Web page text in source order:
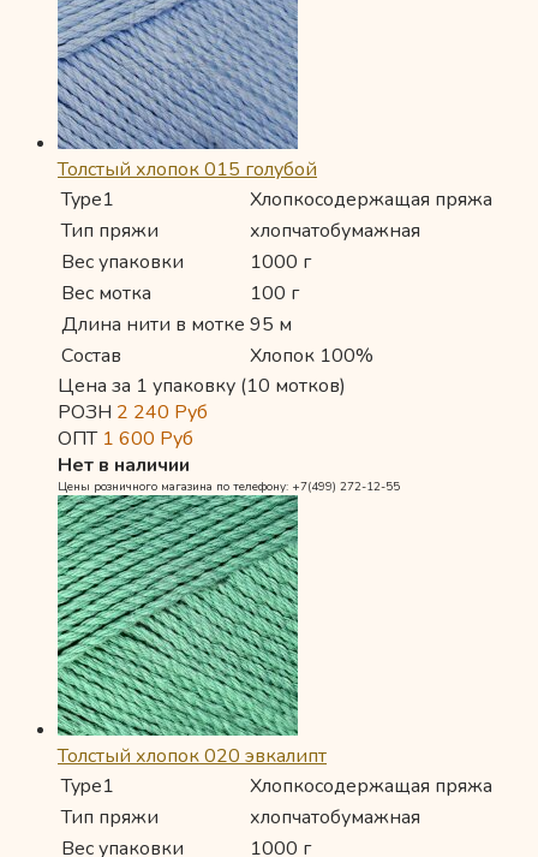
Толстый хлопок 015 голубой
Type1
Хлопкосодержащая пряжа
Тип пряжи
хлопчатобумажная
Вес упаковки
1000 г
Вес мотка
100 г
Длина нити в мотке 95 м
Состав
Хлопок 100%
Цена за 1 упаковку (10 мотков)
РОЗН 2 240 Руб
ОПТ 1 600 Руб
Нет в наличии
Цены розничного магазина по телефону: +7(499) 272-12-55
Толстый хлопок 020 эвкалипт
Type1
Хлопкосодержащая пряжа
Тип пряжи
хлопчатобумажная
Вес упаковки
1000 г